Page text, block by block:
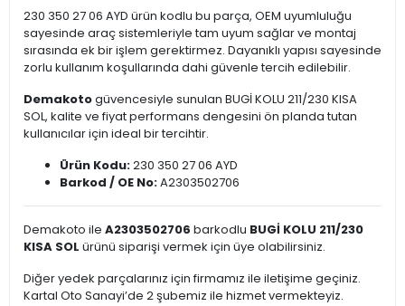
230 350 27 06 AYD ürün kodlu bu parça, OEM uyumluluğu
sayesinde araç sistemleriyle tam uyum sağlar ve montaj
sırasında ek bir işlem gerektirmez. Dayanıklı yapısı sayesinde
zorlu kullanım koşullarında dahi güvenle tercih edilebilir.
Demakotogüvencesiyle sunulan BUGİ KOLU 211/230 KISA
SOL, kalite ve fiyat performans dengesini ön planda tutan
kullanıcılar için ideal bir tercihtir.
Ürün Kodu:230 350 27 06 AYD
Barkod / OE No:A2303502706
Demakoto ile A2303502706 barkodlu BUGİ KOLU 211/230
KISA SOL ürünü siparişi vermek için üye olabilirsiniz.
Diğer yedek parçalarınız için firmamız ile iletişime geçiniz.
Kartal Oto Sanayi’de 2 şubemiz ile hizmet vermekteyiz.